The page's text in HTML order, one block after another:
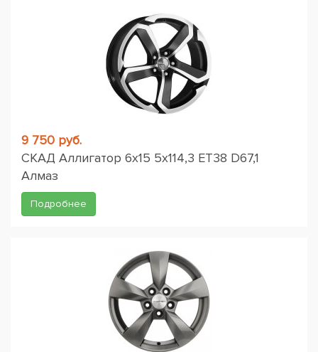
9 750 руб.
СКАД Аллигатор 6x15 5x114,3 ET38 D67,1
Алмаз
Подробнее